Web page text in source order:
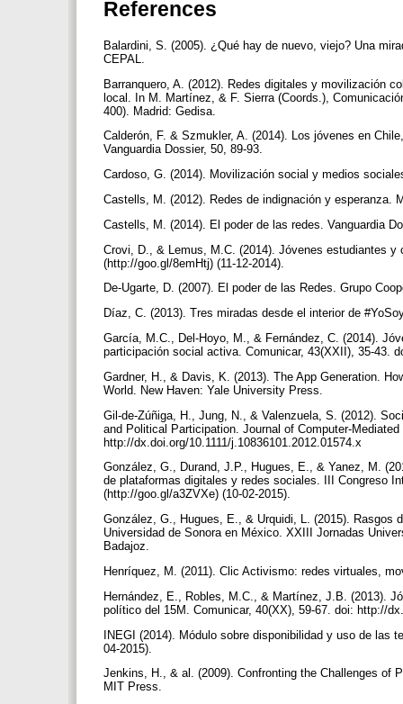
References
Balardini, S. (2005). ¿Qué hay de nuevo, viejo? Una
CEPAL.
Barranquero, A. (2012). Redes digitales y movilización
local. In M. Martínez, & F. Sierra (Coords.),
400). Madrid: Gedisa.
Calderón, F. & Szmukler, A. (2014). Los jóvenes en
Vanguardia Dossier, 50, 89-93.
Cardoso, G. (2014). Movilización social y medios
Castells, M. (2012). Redes de indignación y esperanza.
Castells, M. (2014). El poder de las redes. Vanguardia
Crovi, D., & Lemus, M.C. (2014). Jóvenes estudiantes
(http://goo.gl/8emHtj) (11-12-2014).
De-Ugarte, D. (2007). El poder de las Redes. Grupo
Díaz, C. (2013). Tres miradas desde el interior de
García, M.C., Del-Hoyo, M., & Fernández, C. (2014).
participación social activa. Comunicar, 43(XXII), 35-43.
Gardner, H., & Davis, K. (2013). The App Generation.
World. New Haven: Yale University Press.
Gil-de-Zúñiga, H., Jung, N., & Valenzuela, S. (2012).
and Political Participation. Journal of Computer-
http://dx.doi.org/10.1111/j.10836101.2012.01574.x
González, G., Durand, J.P., Hugues, E., & Yanez, M.
de plataformas digitales y redes sociales. III Congreso
(http://goo.gl/a3ZVXe) (10-02-2015).
González, G., Hugues, E., & Urquidi, L. (2015). Rasgos
Universidad de Sonora en México. XXIII Jornadas
Badajoz.
Henríquez, M. (2011). Clic Activismo: redes virtuales,
Hernández, E., Robles, M.C., & Martínez, J.B. (2013).
político del 15M. Comunicar, 40(XX), 59-67. doi: http://
INEGI (2014). Módulo sobre disponibilidad y uso de las
04-2015).
Jenkins, H., & al. (2009). Confronting the Challenges of
MIT Press.